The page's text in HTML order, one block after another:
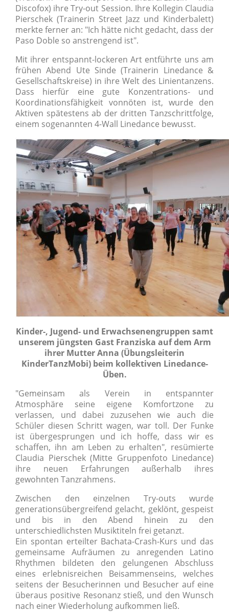
Discofox) ihre Try-out Session. Ihre Kollegin Claudia
Pierschek (Trainerin Street Jazz und Kinderbalett)
merkte ferner an: "Ich hätte nicht gedacht, dass der
Paso Doble so anstrengend ist".
Mit ihrer entspannt-lockeren Art entführte uns am
frühen Abend Ute Sinde (Trainerin Linedance &
Gesellschaftskreise) in ihre Welt des Linientanzens.
Dass hierfür eine gute Konzentrations- und
Koordinationsfähigkeit vonnöten ist, wurde den
Aktiven spätestens ab der dritten Tanzschrittfolge,
einem sogenannten 4-Wall Linedance bewusst.
Kinder-, Jugend- und Erwachsenengruppen samt
unserem jüngsten Gast Franziska auf dem Arm
ihrer Mutter Anna (Übungsleiterin
KinderTanzMobi) beim kollektiven Linedance-
Üben.
"Gemeinsam als Verein in entspannter
Atmosphäre seine eigene Komfortzone zu
verlassen, und dabei zuzusehen wie auch die
Schüler diesen Schritt wagen, war toll. Der Funke
ist übergesprungen und ich hoffe, dass wir es
schaffen, ihn am Leben zu erhalten", resümierte
Claudia Pierschek (Mitte Gruppenfoto Linedance)
ihre neuen Erfahrungen außerhalb ihres
gewohnten Tanzrahmens.
Zwischen den einzelnen Try-outs wurde
generationsübergreifend gelacht, geklönt, gespeist
und bis in den Abend hinein zu den
unterschiedlichsten Musiktiteln frei getanzt.
Ein spontan erteilter Bachata-Crash-Kurs und das
gemeinsame Aufräumen zu anregenden Latino
Rhythmen bildeten den gelungenen Abschluss
eines erlebnisreichen Beisammenseins, welches
seitens der Besucherinnen und Besucher auf eine
überaus positive Resonanz stieß, und den Wunsch
nach einer Wiederholung aufkommen ließ.